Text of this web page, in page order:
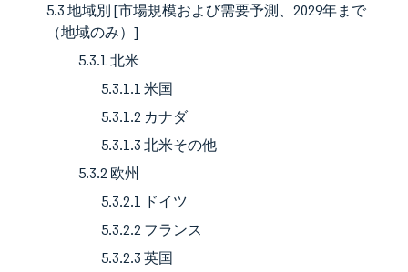
5.3 地域別 [市場規模および需要予測、2029年まで
（地域のみ）]
5.3.1 北米
5.3.1.1 米国
5.3.1.2 カナダ
5.3.1.3 北米その他
5.3.2 欧州
5.3.2.1 ドイツ
5.3.2.2 フランス
5.3.2.3 英国